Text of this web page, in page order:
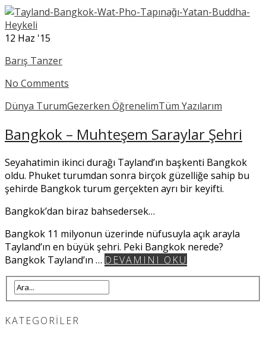
12 Haz '15
Barış Tanzer
No Comments
Dünya TurumGezerken ÖğrenelimTüm Yazılarım
Bangkok – Muhteşem Saraylar Şehri
Seyahatimin ikinci durağı Tayland’ın başkenti Bangkok
oldu. Phuket turumdan sonra birçok güzelliğe sahip bu
şehirde Bangkok turum gerçekten ayrı bir keyifti.
Bangkok’dan biraz bahsedersek…
Bangkok 11 milyonun üzerinde nüfusuyla açık arayla
Tayland’ın en büyük şehri. Peki Bangkok nerede?
Bangkok Tayland’ın … DEVAMINI OKU
KATEGORILER